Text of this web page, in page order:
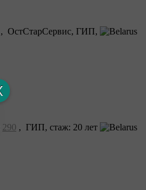
, ОстСтарСервис, ГИП,
290 , ГИП, cтаж: 20 лет